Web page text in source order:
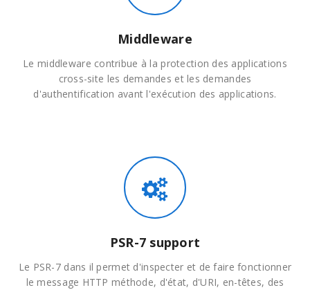
Middleware
Le middleware contribue à la protection des applications
cross-site les demandes et les demandes
d'authentification avant l'exécution des applications.
PSR-7 support
Le PSR-7 dans il permet d'inspecter et de faire fonctionner
le message HTTP méthode, d'état, d'URI, en-têtes, des